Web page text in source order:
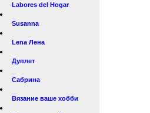
Labores del Hogar
Susanna
Lena Лена
Дуплет
Сабрина
Вязание ваше хобби